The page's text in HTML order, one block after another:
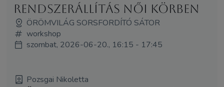
Rendszerállítás Női Körben
ÖRÖMVILÁG SORSFORDÍTÓ SÁTOR
workshop
szombat, 2026-06-20., 16:15 - 17:45
Pozsgai Nikoletta